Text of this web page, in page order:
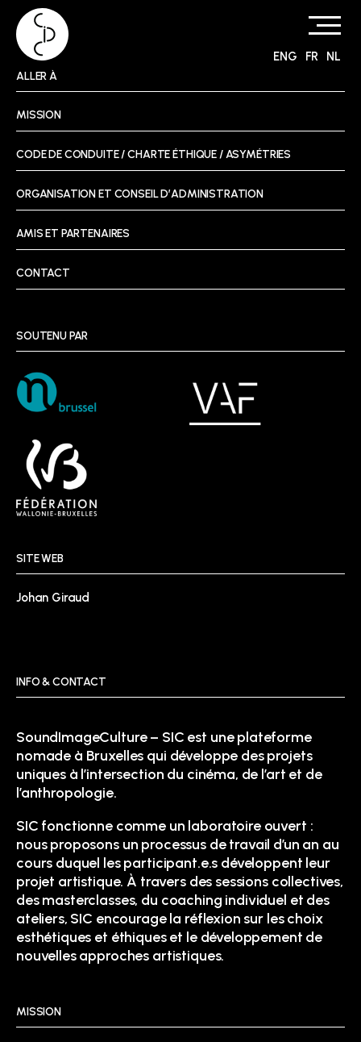
Skip
ENG FR NL
INFO & CONTACT
SoundImageCulture – SIC est une plateforme
nomade à Bruxelles qui développe des projets
uniques à l’intersection du cinéma, de l’art et de
l’anthropologie.
SIC fonctionne comme un laboratoire ouvert :
nous proposons un processus de travail d’un an au
cours duquel les participant.e.s développent leur
projet artistique. À travers des sessions collectives,
des masterclasses, du coaching individuel et des
ateliers, SIC encourage la réflexion sur les choix
esthétiques et éthiques et le développement de
nouvelles approches artistiques.
MISSION
ALLER À
MISSION
CODE DE CONDUITE / CHARTE ÉTHIQUE / ASYMÉTRIES
ORGANISATION ET CONSEIL D’ADMINISTRATION
AMIS ET PARTENAIRES
CONTACT
SOUTENU PAR
SITE WEB
Johan Giraud